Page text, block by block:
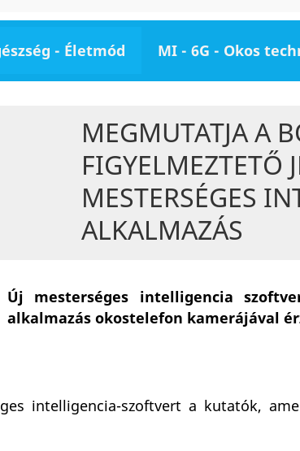
- Életmód MI - 6G - Okos
MEGMUTATJA A
FIGYELMEZTETŐ
MESTERSÉGES
ALKALMAZÁS
Új mesterséges intelligencia
alkalmazás okostelefon kamerájával
intelligencia-szoftvert a kutatók,